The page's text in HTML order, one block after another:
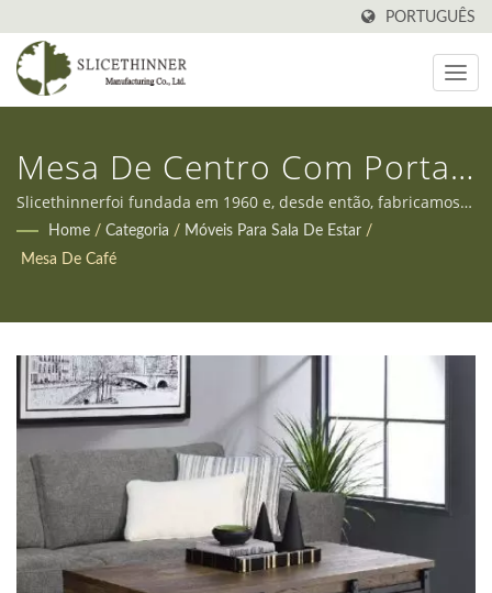
PORTUGUÊS
Mesa De Centro Com Porta
De Correr Modelo Gass 60
Cm De Profundidade
Slicethinnerfoi fundada em 1960 e, desde então, fabricamos
todos os tipos de móveis em Taiwan. Além disso, oferecemos
serviços OEM e ODM para atender às diversas necessidades
Home / Categoria / Móveis Para Sala De Estar /
Mesa De Café